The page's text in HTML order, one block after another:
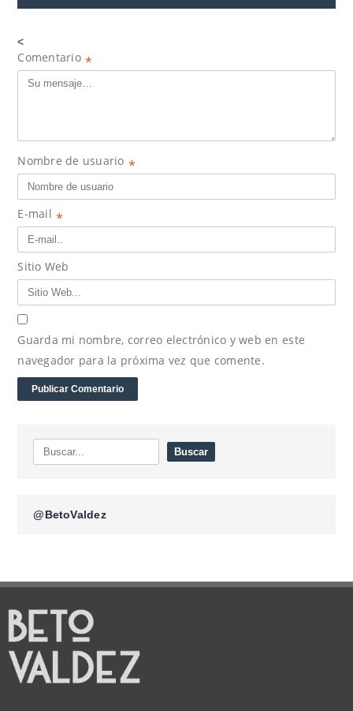
<
Comentario *
Nombre de usuario *
E-mail *
Sitio Web
Guarda mi nombre, correo electrónico y web en este
navegador para la próxima vez que comente.
@BetoValdez